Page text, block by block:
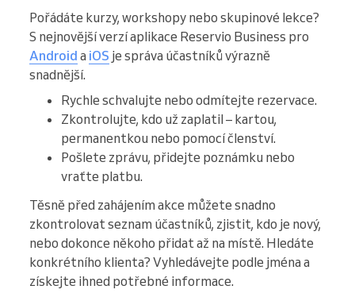
Pořádáte kurzy, workshopy nebo skupinové lekce?
S nejnovější verzí aplikace Reservio Business pro
Android a iOS je správa účastníků výrazně
snadnější.
Rychle schvalujte nebo odmítejte rezervace.
Zkontrolujte, kdo už zaplatil –⁠⁠⁠⁠⁠⁠ kartou,
permanentkou nebo pomocí členství.
Pošlete zprávu, přidejte poznámku nebo
vraťte platbu.
Těsně před zahájením akce můžete snadno
zkontrolovat seznam účastníků, zjistit, kdo je nový,
nebo dokonce někoho přidat až na místě. Hledáte
konkrétního klienta? Vyhledávejte podle jména a
získejte ihned potřebné informace.